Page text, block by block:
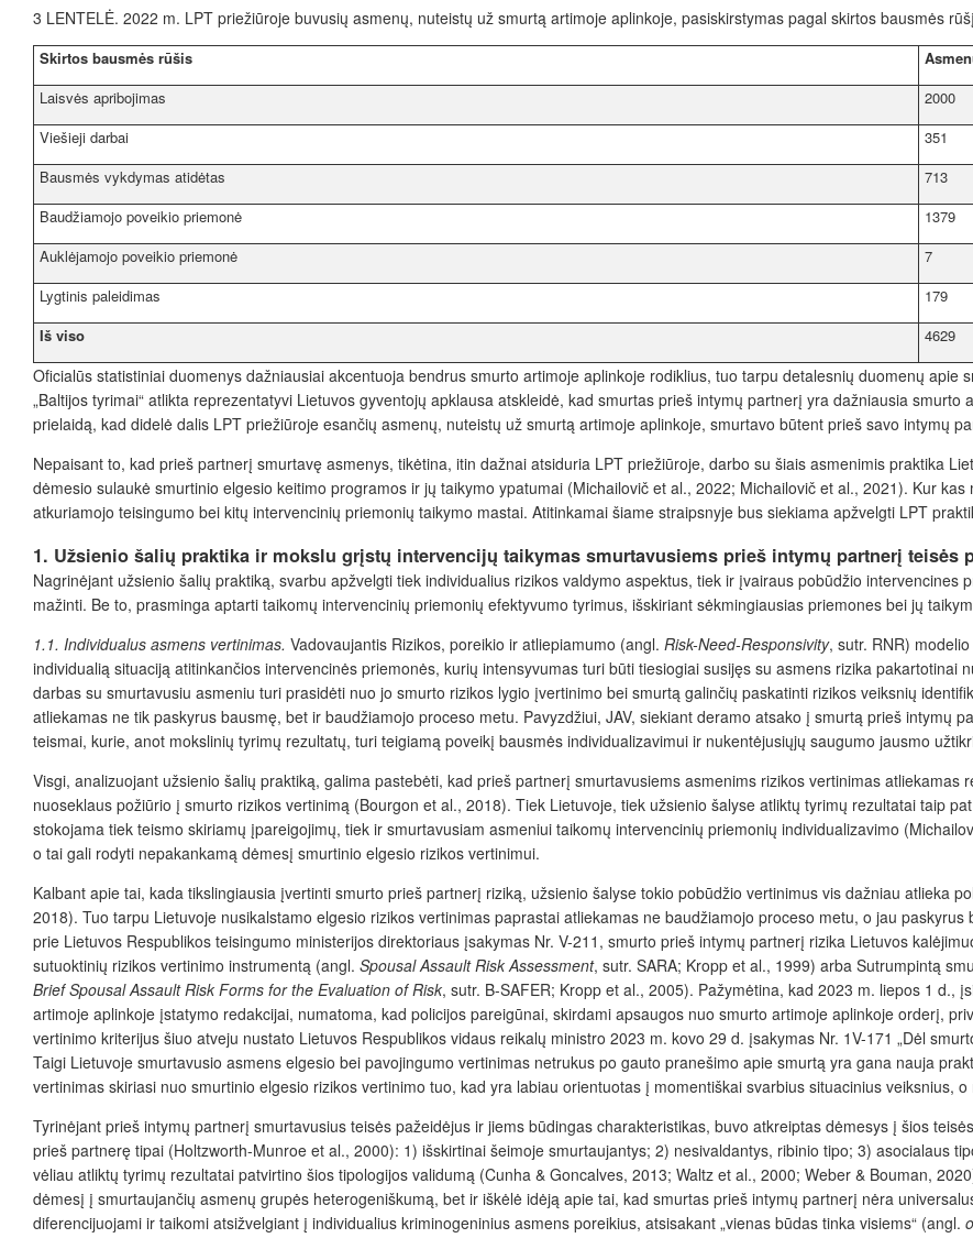
3 LENTELĖ. 2022 m. LPT priežiūroje buvusių asmenų, nuteistų už smurtą artimoje aplinkoje, pasiskirstymas pagal skirtos bausmės
Skirtos bausmės rūšis
Laisvės apribojimas
2000
Viešieji darbai
351
Bausmės vykdymas atidėtas
713
Baudžiamojo poveikio priemonė
1379
Auklėjamojo poveikio priemonė
7
Lygtinis paleidimas
179
Iš viso
4629
Oficialūs statistiniai duomenys dažniausiai akcentuoja bendrus smurto artimoje aplinkoje rodiklius, tuo tarpu detalesnių duomenų apie
„Baltijos tyrimai“ atlikta reprezentatyvi Lietuvos gyventojų apklausa atskleidė, kad smurtas prieš intymų partnerį yra dažniausia
prielaidą, kad didelė dalis LPT priežiūroje esančių asmenų, nuteistų už smurtą artimoje aplinkoje, smurtavo būtent prieš savo intymų
Nepaisant to, kad prieš partnerį smurtavę asmenys, tikėtina, itin dažnai atsiduria LPT priežiūroje, darbo su šiais asmenimis praktika
dėmesio sulaukė smurtinio elgesio keitimo programos ir jų taikymo ypatumai (Michailovič et al., 2022; Michailovič et al., 2021). Kur
atkuriamojo teisingumo bei kitų intervencinių priemonių taikymo mastai. Atitinkamai šiame straipsnyje bus siekiama apžvelgti LPT
1. Užsienio šalių praktika ir mokslu grįstų intervencijų taikymas smurtavusiems prieš intymų partnerį teisės
Nagrinėjant užsienio šalių praktiką, svarbu apžvelgti tiek individualius rizikos valdymo aspektus, tiek ir įvairaus pobūdžio
mažinti. Be to, prasminga aptarti taikomų intervencinių priemonių efektyvumo tyrimus, išskiriant sėkmingiausias priemones bei jų
1.1. Individualus asmens vertinimas. Vadovaujantis Rizikos, poreikio ir atliepiamumo (angl. Risk-Need-Responsivity, sutr. RNR)
individualią situaciją atitinkančios intervencinės priemonės, kurių intensyvumas turi būti tiesiogiai susijęs su asmens rizika pakartotinai
darbas su smurtavusiu asmeniu turi prasidėti nuo jo smurto rizikos lygio įvertinimo bei smurtą galinčių paskatinti rizikos veiksnių
atliekamas ne tik paskyrus bausmę, bet ir baudžiamojo proceso metu. Pavyzdžiui, JAV, siekiant deramo atsako į smurtą prieš intymų
teismai, kurie, anot mokslinių tyrimų rezultatų, turi teigiamą poveikį bausmės individualizavimui ir nukentėjusiųjų saugumo jausmo
Visgi, analizuojant užsienio šalių praktiką, galima pastebėti, kad prieš partnerį smurtavusiems asmenims rizikos vertinimas
nuoseklaus požiūrio į smurto rizikos vertinimą (Bourgon et al., 2018). Tiek Lietuvoje, tiek užsienio šalyse atliktų tyrimų rezultatai taip
stokojama tiek teismo skiriamų įpareigojimų, tiek ir smurtavusiam asmeniui taikomų intervencinių priemonių individualizavimo
o tai gali rodyti nepakankamą dėmesį smurtinio elgesio rizikos vertinimui.
Kalbant apie tai, kada tikslingiausia įvertinti smurto prieš partnerį riziką, užsienio šalyse tokio pobūdžio vertinimus vis dažniau atlieka
2018). Tuo tarpu Lietuvoje nusikalstamo elgesio rizikos vertinimas paprastai atliekamas ne baudžiamojo proceso metu, o jau
prie Lietuvos Respublikos teisingumo ministerijos direktoriaus įsakymas Nr. V-211, smurto prieš intymų partnerį rizika Lietuvos
sutuoktinių rizikos vertinimo instrumentą (angl. Spousal Assault Risk Assessment, sutr. SARA; Kropp et al., 1999) arba Sutrumpintą
Brief Spousal Assault Risk Forms for the Evaluation of Risk, sutr. B-SAFER; Kropp et al., 2005). Pažymėtina, kad 2023 m. liepos 1 d.,
artimoje aplinkoje įstatymo redakcijai, numatoma, kad policijos pareigūnai, skirdami apsaugos nuo smurto artimoje aplinkoje orderį,
vertinimo kriterijus šiuo atveju nustato Lietuvos Respublikos vidaus reikalų ministro 2023 m. kovo 29 d. įsakymas Nr. 1V-171 „Dėl
Taigi Lietuvoje smurtavusio asmens elgesio bei pavojingumo vertinimas netrukus po gauto pranešimo apie smurtą yra gana nauja
vertinimas skiriasi nuo smurtinio elgesio rizikos vertinimo tuo, kad yra labiau orientuotas į momentiškai svarbius situacinius veiksnius,
Tyrinėjant prieš intymų partnerį smurtavusius teisės pažeidėjus ir jiems būdingas charakteristikas, buvo atkreiptas dėmesys į šios
prieš partnerę tipai (Holtzworth-Munroe et al., 2000): 1) išskirtinai šeimoje smurtaujantys; 2) nesivaldantys, ribinio tipo; 3) asocialaus
vėliau atliktų tyrimų rezultatai patvirtino šios tipologijos validumą (Cunha & Goncalves, 2013; Waltz et al., 2000; Weber & Bouman,
dėmesį į smurtaujančių asmenų grupės heterogeniškumą, bet ir iškėlė idėją apie tai, kad smurtas prieš intymų partnerį nėra
diferencijuojami ir taikomi atsižvelgiant į individualius kriminogeninius asmens poreikius, atsisakant „vienas būdas tinka visiems“ (angl.